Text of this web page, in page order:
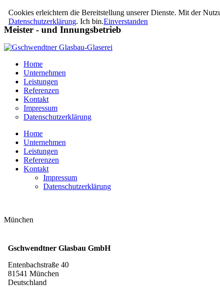
Meister - und Innungsbetrieb
Home
Unternehmen
Leistungen
Referenzen
Kontakt
Impressum
Datenschutzerklärung
Home
Unternehmen
Leistungen
Referenzen
Kontakt
Impressum
Datenschutzerklärung
München
Gschwendtner Glasbau GmbH
Entenbachstraße 40
81541 München
Deutschland
Cookies erleichtern die Bereitstellung unserer Dienste. Mit der
Datenschutzerklärung. Ich bin.Einverstanden